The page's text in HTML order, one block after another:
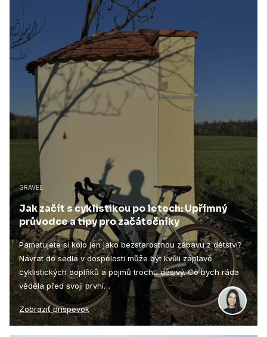
GRAVEL
Jak začít s cyklistikou po letech: Upřímný
průvodce a tipy pro začátečníky
Pamatujete si kolo jen jako bezstarostnou zábavu z dětství?
Návrat do sedla v dospělosti může být kvůli záplavě
cyklistických doplňků a pojmů trochu děsivý. Co bych ráda
věděla před svojí první…
Zobraziť príspevok